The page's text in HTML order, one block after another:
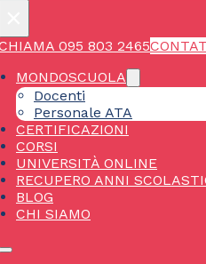
095 803 2465
MONDOSCUOLA
Docenti
Personale ATA
CERTIFICAZIONI
CORSI
UNIVERSITÀ ONLINE
RECUPERO ANNI
BLOG
CHI SIAMO